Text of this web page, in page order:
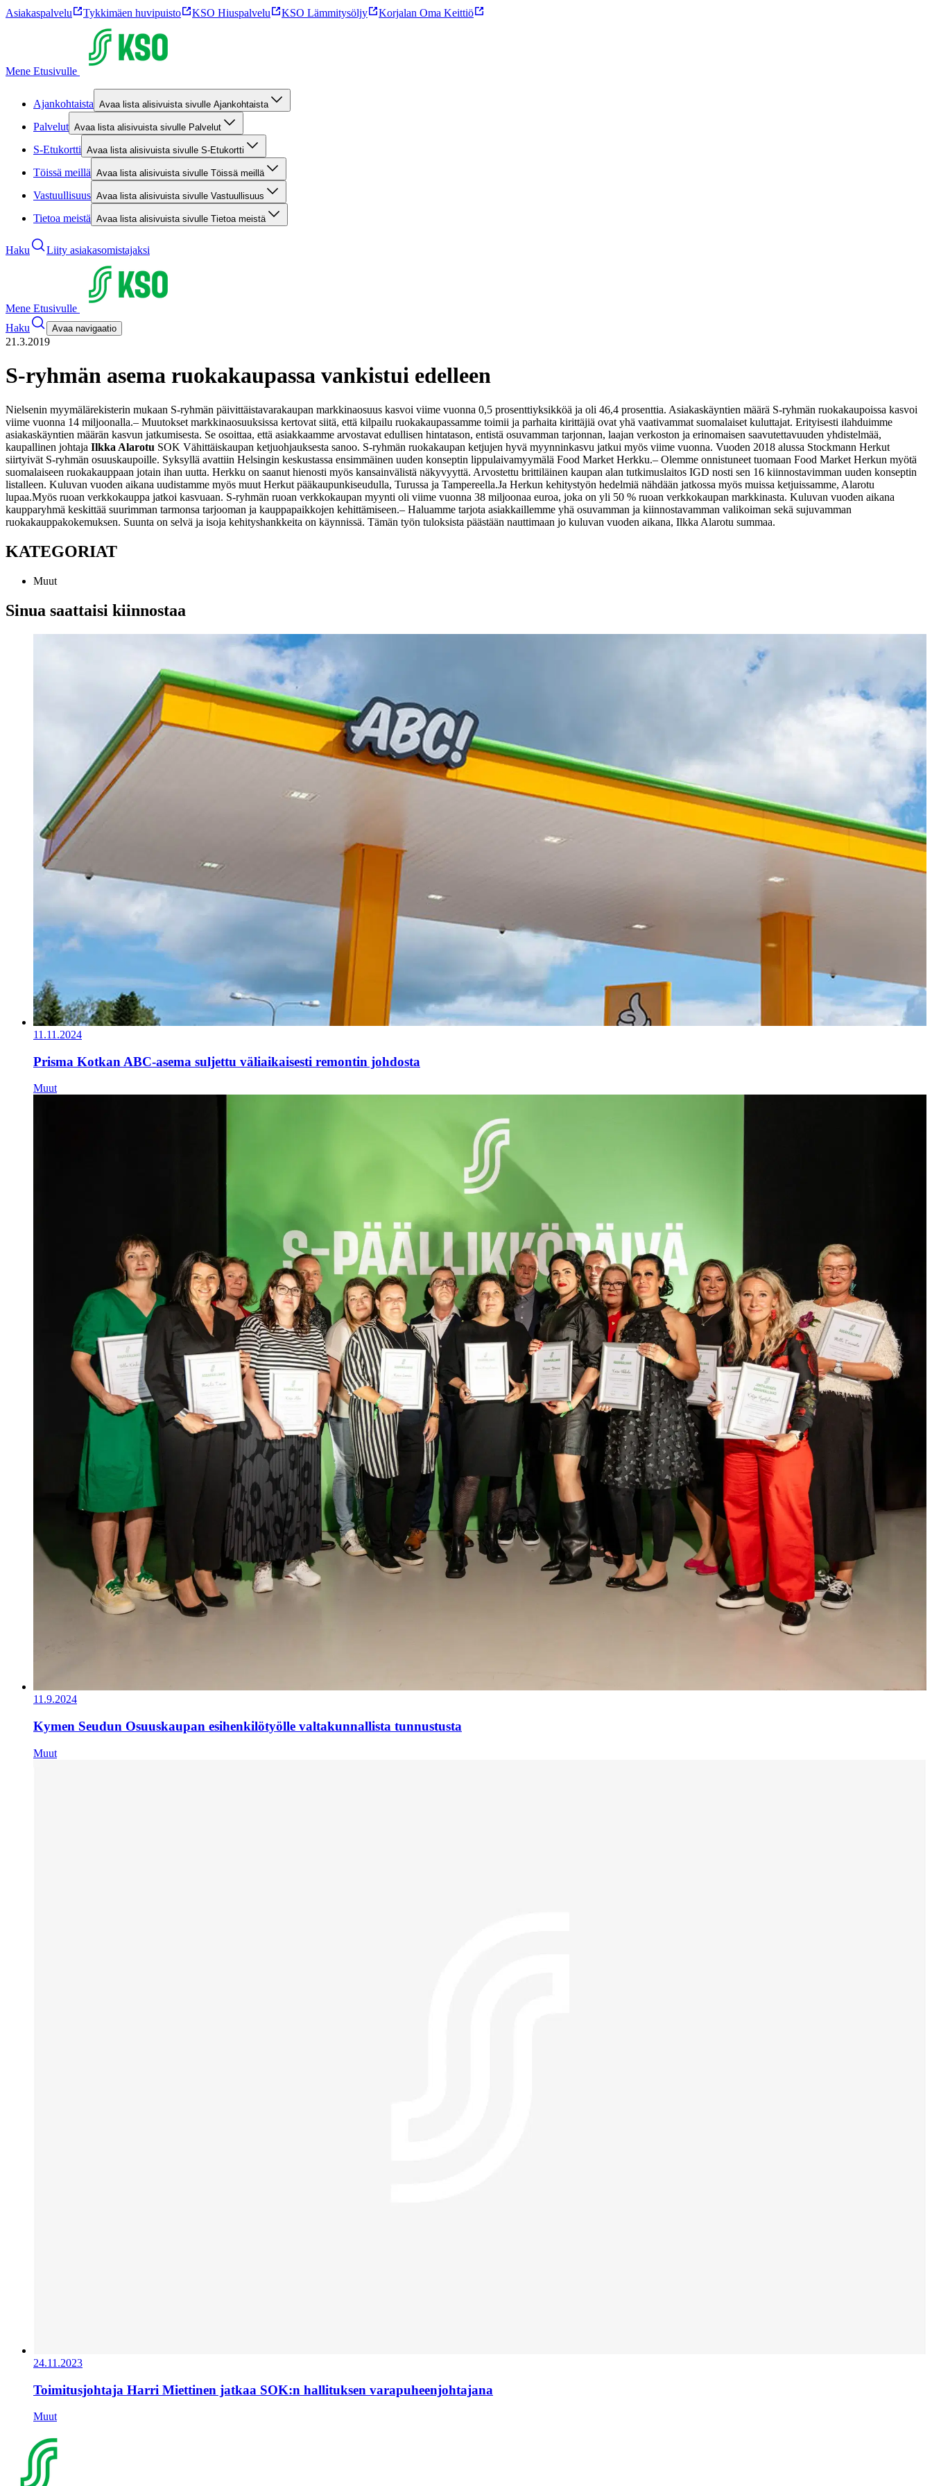
Asiakaspalvelu Tykkimäen huvipuisto KSO Hiuspalvelu KSO Lämmitysöljy Korjalan Oma Keittiö
Mene Etusivulle
Ajankohtaista Avaa lista alisivuista sivulle Ajankohtaista
Palvelut Avaa lista alisivuista sivulle Palvelut
S-Etukortti Avaa lista alisivuista sivulle S-Etukortti
Töissä meillä Avaa lista alisivuista sivulle Töissä meillä
Vastuullisuus Avaa lista alisivuista sivulle Vastuullisuus
Tietoa meistä Avaa lista alisivuista sivulle Tietoa meistä
Haku Liity asiakasomistajaksi
Mene Etusivulle
Haku
Avaa navigaatio
21.3.2019
S-ryhmän asema ruokakaupassa vankistui edelleen
Nielsenin myymälärekisterin mukaan S-ryhmän päivittäistavarakaupan markkinaosuus kasvoi viime vuonna 0,5 prosenttiyksikköä ja oli 46,4 prosenttia. Asiakaskäyntien määrä S-ryhmän ruokakaupoissa kasvoi
viime vuonna 14 miljoonalla.– Muutokset markkinaosuuksissa kertovat siitä, että kilpailu ruokakaupassamme toimii ja parhaita kirittäjiä ovat yhä vaativammat suomalaiset kuluttajat. Erityisesti ilahduimme
asiakaskäyntien määrän kasvun jatkumisesta. Se osoittaa, että asiakkaamme arvostavat edullisen hintatason, entistä osuvamman tarjonnan, laajan verkoston ja erinomaisen saavutettavuuden yhdistelmää,
kaupallinen johtaja Ilkka Alarotu SOK Vähittäiskaupan ketjuohjauksesta sanoo. S-ryhmän ruokakaupan ketjujen hyvä myynninkasvu jatkui myös viime vuonna. Vuoden 2018 alussa Stockmann Herkut
siirtyivät S-ryhmän osuuskaupoille. Syksyllä avattiin Helsingin keskustassa ensimmäinen uuden konseptin lippulaivamyymälä Food Market Herkku.– Olemme onnistuneet tuomaan Food Market Herkun myötä
suomalaiseen ruokakauppaan jotain ihan uutta. Herkku on saanut hienosti myös kansainvälistä näkyvyyttä. Arvostettu brittiläinen kaupan alan tutkimuslaitos IGD nosti sen 16 kiinnostavimman uuden konseptin
listalleen. Kuluvan vuoden aikana uudistamme myös muut Herkut pääkaupunkiseudulla, Turussa ja Tampereella.Ja Herkun kehitystyön hedelmiä nähdään jatkossa myös muissa ketjuissamme, Alarotu
lupaa.Myös ruoan verkkokauppa jatkoi kasvuaan. S-ryhmän ruoan verkkokaupan myynti oli viime vuonna 38 miljoonaa euroa, joka on yli 50 % ruoan verkkokaupan markkinasta. Kuluvan vuoden aikana
kaupparyhmä keskittää suurimman tarmonsa tarjooman ja kauppapaikkojen kehittämiseen.– Haluamme tarjota asiakkaillemme yhä osuvamman ja kiinnostavamman valikoiman sekä sujuvamman
ruokakauppakokemuksen. Suunta on selvä ja isoja kehityshankkeita on käynnissä. Tämän työn tuloksista päästään nauttimaan jo kuluvan vuoden aikana, Ilkka Alarotu summaa.
KATEGORIAT
Muut
Sinua saattaisi kiinnostaa
11.11.2024
Prisma Kotkan ABC-asema suljettu väliaikaisesti remontin johdosta
Muut
11.9.2024
Kymen Seudun Osuuskaupan esihenkilötyölle valtakunnallista tunnustusta
Muut
24.11.2023
Toimitusjohtaja Harri Miettinen jatkaa SOK:n hallituksen varapuheenjohtajana
Muut